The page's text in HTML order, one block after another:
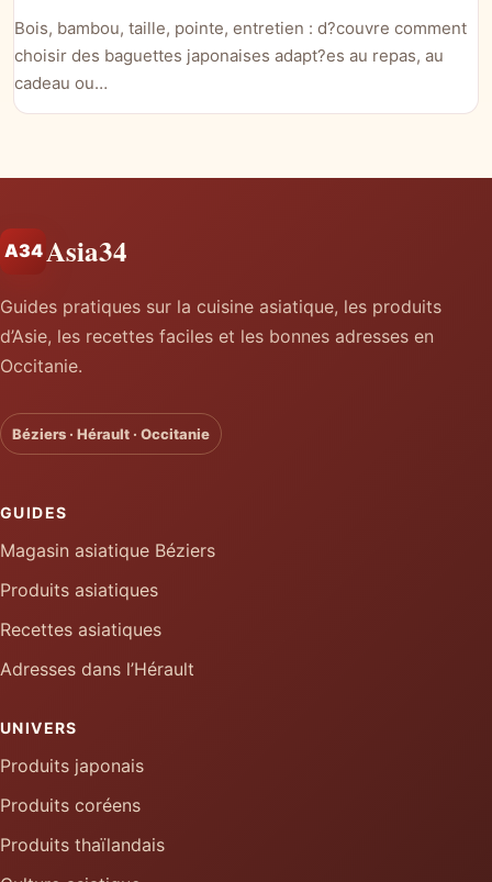
Bois, bambou, taille, pointe, entretien : d?couvre comment
choisir des baguettes japonaises adapt?es au repas, au
cadeau ou…
A34Asia34
Guides pratiques sur la cuisine asiatique, les produits
d’Asie, les recettes faciles et les bonnes adresses en
Occitanie.
Béziers · Hérault · Occitanie
GUIDES
Magasin asiatique Béziers
Produits asiatiques
Recettes asiatiques
Adresses dans l’Hérault
UNIVERS
Produits japonais
Produits coréens
Produits thaïlandais